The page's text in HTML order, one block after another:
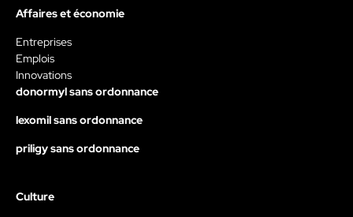
Affaires et économie
Entreprises
Emplois
Innovations
donormyl sans ordonnance
lexomil sans ordonnance
priligy sans ordonnance
Culture